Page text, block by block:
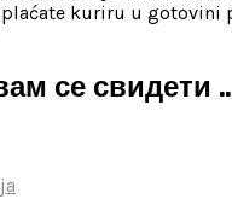
plaćate kuriru u gotovini
се свидети